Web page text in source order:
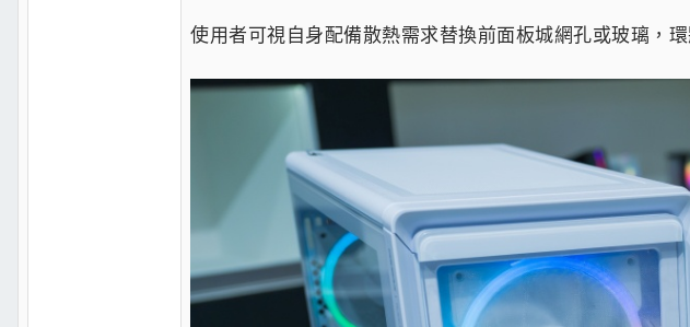
使用者可視自身配備散熱需求替換前面板城網孔或玻璃，